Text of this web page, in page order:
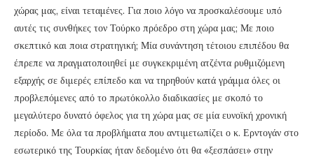
χώρας μας, είναι τεταμένες. Για ποιο λόγο να προσκαλέσουμε υπό
αυτές τις συνθήκες τον Τούρκο πρόεδρο στη χώρα μας; Με ποιο
σκεπτικό και ποια στρατηγική; Μία συνάντηση τέτοιου επιπέδου θα
έπρεπε να πραγματοποιηθεί με συγκεκριμένη ατζέντα ρυθμιζόμενη
εξαρχής σε διμερές επίπεδο και να τηρηθούν κατά γράμμα όλες οι
προβλεπόμενες από το πρωτόκολλο διαδικασίες με σκοπό το
μεγαλύτερο δυνατό όφελος για τη χώρα μας σε μία ευνοϊκή χρονική
περίοδο. Με όλα τα προβλήματα που αντιμετωπίζει ο κ. Ερντογάν στο
εσωτερικό της Τουρκίας ήταν δεδομένο ότι θα «ξεσπάσει» στην